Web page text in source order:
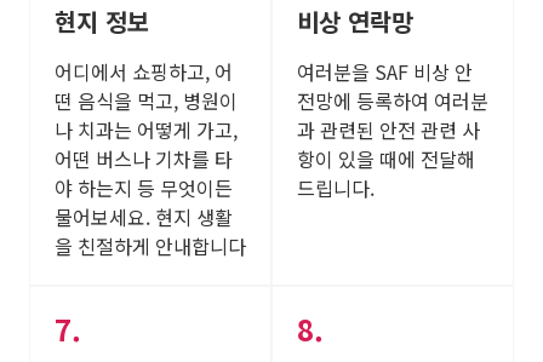
현지 정보
어디에서 쇼핑하고, 어
떤 음식을 먹고, 병원이
나 치과는 어떻게 가고,
어떤 버스나 기차를 타
야 하는지 등 무엇이든
물어보세요. 현지 생활
을 친절하게 안내합니다
비상 연락망
여러분을 SAF 비상 안
전망에 등록하여 여러분
과 관련된 안전 관련 사
항이 있을 때에 전달해
드립니다.